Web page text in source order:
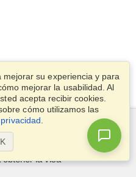
mejorar su experiencia y para
mejorar la usabilidad. Al
acepta recibir cookies.
cómo utilizamos las
la visa